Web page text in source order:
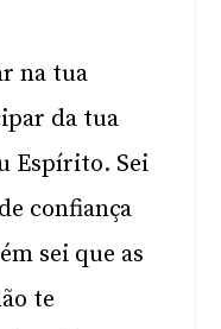
na tua
da tua
Espírito. Sei
confiança
sei que as
te